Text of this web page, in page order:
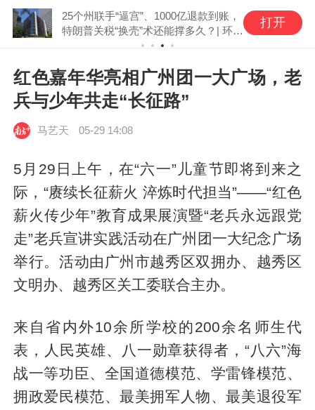
25个州联手“逼宫”、1000亿退款到账，
特朗普关税“换壳”术还能撑多久？| 环球
打开
红色嘉年华亮相广州团一大广场，老
兵与少年共走“长征路”
马艺天 05-29 14:08
5月29日上午，在“六一”儿童节即将到来之
际，“赓续长征薪火 淬炼时代担当”——“红色
薪火传少年”教育成果展演暨“老兵永远跟党
走”老兵宣讲实践活动在广州团一大纪念广场
举行。活动由广州市越秀区双拥办、越秀区
文明办、越秀区关工委联合主办。
来自省内外10余所学校的200余名师生代
表，人民英雄、八一勋章获得者，“八六”海
战一等功臣、全国道德模范、学雷锋模范、
拥政爱民模范、最美拥军人物、最美退役军